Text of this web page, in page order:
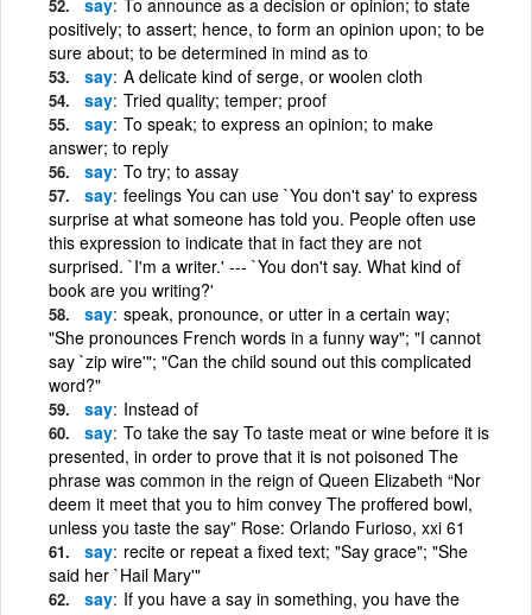
positively; to assert; hence, to form an opinion upon; to be
sure about; to be determined in mind as to
say A delicate kind of serge, or woolen cloth
say Tried quality; temper; proof
say To speak; to express an opinion; to make
answer; to reply
say To try; to assay
say feelings You can use `You don't say' to express
surprise at what someone has told you. People often use
this expression to indicate that in fact they are not
surprised. `I'm a writer.' --- `You don't say. What kind of
book are you writing?'
say speak, pronounce, or utter in a certain way;
"She pronounces French words in a funny way"; "I cannot
say `zip wire'"; "Can the child sound out this complicated
word?"
say Instead of
say To take the say To taste meat or wine before it is
presented, in order to prove that it is not poisoned The
phrase was common in the reign of Queen Elizabeth “Nor
deem it meet that you to him convey The proffered bowl,
unless you taste the say” Rose: Orlando Furioso, xxi 61
say recite or repeat a fixed text; "Say grace"; "She
said her `Hail Mary'"
say If you have a say in something, you have the